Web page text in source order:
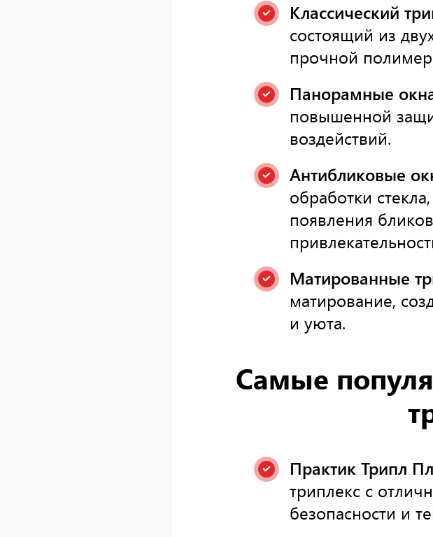
Классический
состоящий из
прочной
Панорамные
повышенной
воздействий.
Антибликовые
обработки
появления
Матированные
матирование,
и уюта.
Самые
Практик Трипл
триплекс с
безопасности и